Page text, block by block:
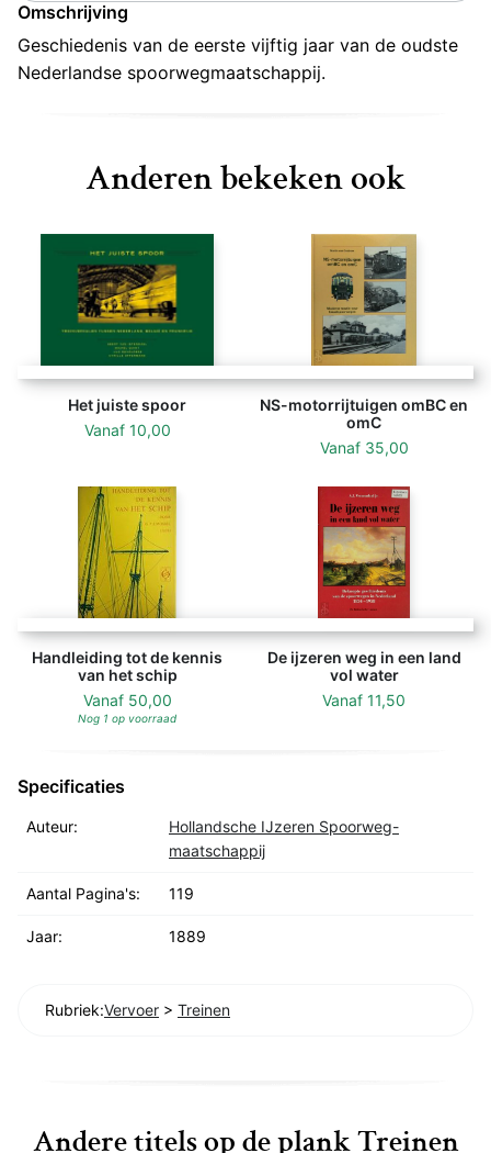
Omschrijving
Geschiedenis van de eerste vijftig jaar van de oudste
Nederlandse spoorwegmaatschappij.
Anderen bekeken ook
Het juiste spoor
Vanaf 10,00
NS-motorrijtuigen omBC en
omC
Vanaf 35,00
Handleiding tot de kennis
van het schip
Vanaf 50,00
Nog 1 op voorraad
De ijzeren weg in een land
vol water
Vanaf 11,50
Specificaties
Auteur:
Hollandsche IJzeren Spoorweg-
maatschappij
Aantal Pagina's: 119
Jaar: 1889
Rubriek:Vervoer > Treinen
Andere titels op de plank Treinen